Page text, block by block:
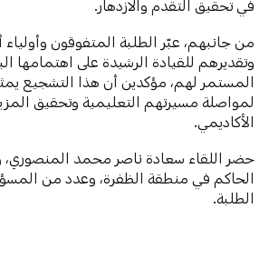
في تحقيق التقدم والازدهار.
من جانبهم، عبّر الطلبة المتفوقون
وتقديرهم للقيادة الرشيدة على اهتمامها
المستمر لهم، مؤكدين أن هذا التشجيع
لمواصلة مسيرتهم التعليمية وتحقيق
الأكاديمي.
حضر اللقاء سعادة ناصر محمد
الحاكم في منطقة الظفرة، وعدد من
الطلبة.